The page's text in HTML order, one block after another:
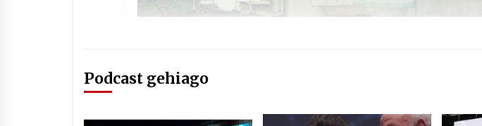
Podcast gehiago